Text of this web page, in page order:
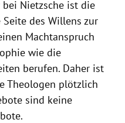
bei Nietzsche ist die
des Willens zur
Machtanspruch
wie die
berufen. Daher ist
Theologen plötzlich
sind keine